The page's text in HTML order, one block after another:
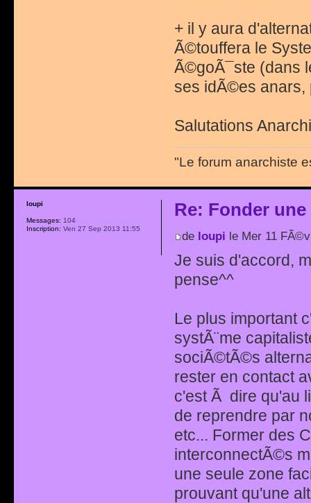
+ il y aura
Ã©touffera le
Ã©goÃ¯ste (dans
ses idÃ©es anars,
Salutations
"Le forum anarchiste
Re: Fonder
de loupi le Mer 11
Je suis d'accord,
pense^^
Le plus important
systÃ¨me
sociÃ©tÃ©s
rester en contact
c'est Ã dire qu'au
de reprendre par
etc... Former des
interconnectÃ©s
une seule zone
prouvant qu'une
loupi
Messages: 104
Inscription: Ven 27 Sep 2013 11:55